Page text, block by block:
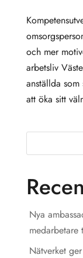
och mer
arbetsliv
anställda
att öka sitt
Nya
Nätverket